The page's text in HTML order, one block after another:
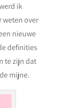
ik
weten over
nieuwe
definities
te zijn dat
mijne.